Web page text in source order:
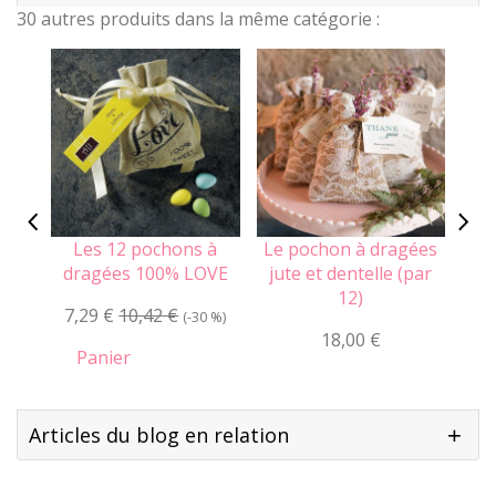
30 autres produits dans la même catégorie :
Les 12 pochons à
dragées 100% LOVE
7,29 € 10,42 € (-30 %)
Panier
Le pochon à dragées
jute et dentelle (par
12)
18,00 €
Articles du blog en relation